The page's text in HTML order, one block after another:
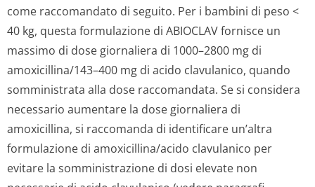
come raccomandato di seguito. Per i bambini di peso <
40 kg, questa formulazione di ABIOCLAV fornisce un
massimo di dose giornaliera di 1000–2800 mg di
amoxicillina/143–400 mg di acido clavulanico, quando
somministrata alla dose raccomandata. Se si considera
necessario aumentare la dose giornaliera di
amoxicillina, si raccomanda di identificare un’altra
formulazione di amoxicillina/acido clavulanico per
evitare la somministrazione di dosi elevate non